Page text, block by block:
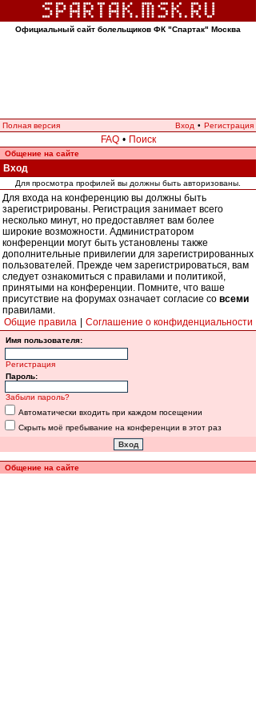
Официальный сайт болельщиков ФК "Спартак" Москва
Полная версия Вход • Регистрация
FAQ • Поиск
Общение на сайте
Вход
Для просмотра профилей вы должны быть авторизованы.
Для входа на конференцию вы должны быть
зарегистрированы. Регистрация занимает всего
несколько минут, но предоставляет вам более
широкие возможности. Администратором
конференции могут быть установлены также
дополнительные привилегии для зарегистрированных
пользователей. Прежде чем зарегистрироваться, вам
следует ознакомиться с правилами и политикой,
принятыми на конференции. Помните, что ваше
присутствие на форумах означает согласие со всеми
правилами.
Общие правила
Соглашение о конфиденциальности
Имя пользователя:
Регистрация
Пароль:
Забыли пароль?
Автоматически входить при каждом посещении
Скрыть моё пребывание на конференции в этот раз
Общение на сайте